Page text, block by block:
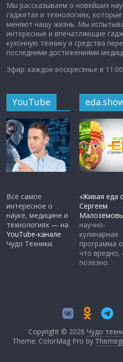
Мы рассказываем о новейших
гаджетах и технологиях,
меняют нашу жизнь. Мы
интересные и впечатляющие
кухонную технику и средства
последними достижениями
Эфир: каждое воскресенье в
YouTube
Всё самое
интересное о
науке, медицине и
технологиях — на
YouTube-канале
Чудо Техники.
«Живая еда с
Сергеем
научно-
кулинарная
программа
что вредно,
полезно.
Copyright © 2026 Чудо
Theme: ColorMag Pro by